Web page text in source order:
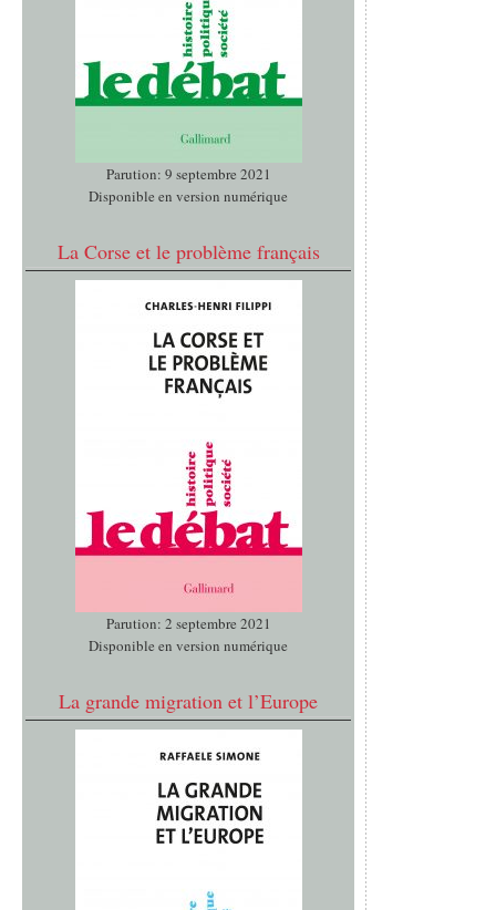
Parution: 9 septembre 2021
Disponible en version numérique
La Corse et le problème français
Parution: 2 septembre 2021
Disponible en version numérique
La grande migration et l’Europe